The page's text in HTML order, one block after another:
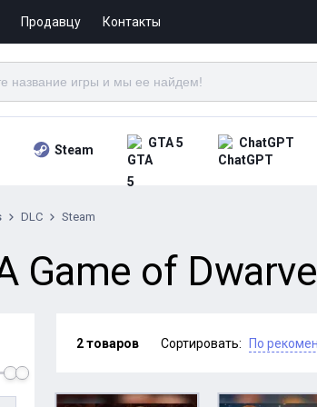
Продавцу Контакты
Steam GTA 5 ChatGPT
DLC Steam
Game of
2 товаров Сортировать: По